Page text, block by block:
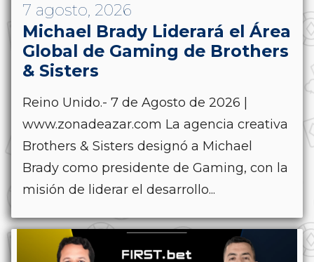
7 agosto, 2026
Michael Brady Liderará el Área
Global de Gaming de Brothers
& Sisters
Reino Unido.- 7 de Agosto de 2026 |
www.zonadeazar.com La agencia creativa
Brothers & Sisters designó a Michael
Brady como presidente de Gaming, con la
misión de liderar el desarrollo...